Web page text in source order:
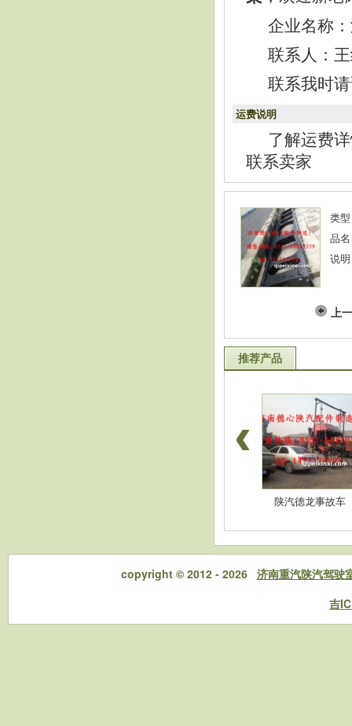
企业名称
联系人：
联系我时
运费说明
了解运费
联系卖家
类
品
说
上
推荐产品
陕汽德龙事故车
copyright © 2012 - 2026 济南重汽陕汽驾驶
吉